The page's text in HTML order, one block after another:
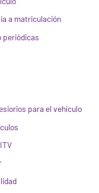
a matriculación
periódicas
para el vehículo